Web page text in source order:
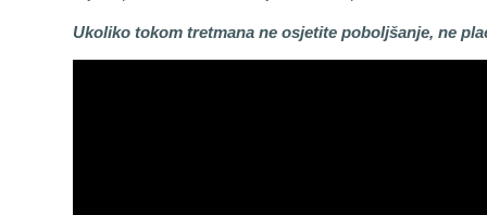
Ukoliko tokom tretmana ne osjetite poboljšanje, ne